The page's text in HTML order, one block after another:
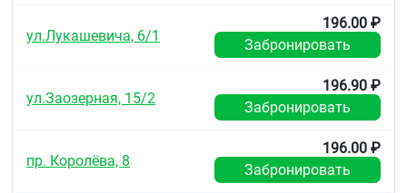
ул.Лукашевича, 6/1
196.00 ₽
Забронировать
ул.Заозерная, 15/2
196.90 ₽
Забронировать
пр. Королёва, 8
196.00 ₽
Забронировать